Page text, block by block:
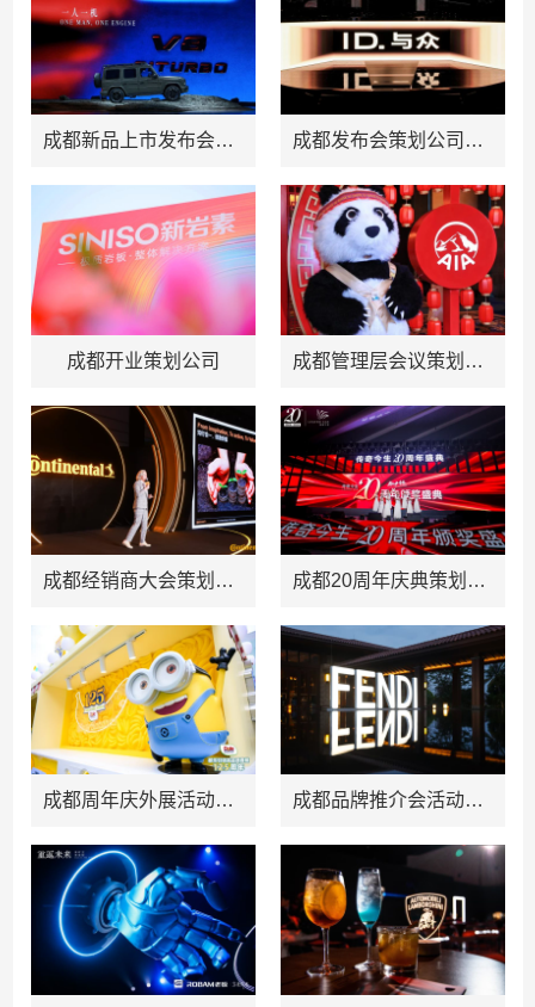
成都新品上市发布会策划公司 成都发布会策划公司推荐
成都开业策划公司 成都管理层会议策划公司
成都经销商大会策划公司 成都20周年庆典策划公司推荐
成都周年庆外展活动策划方案推荐 成都品牌推介会活动策划公司推荐